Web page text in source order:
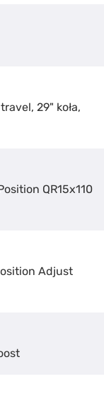
29" koła,
QR15x110
Adjust